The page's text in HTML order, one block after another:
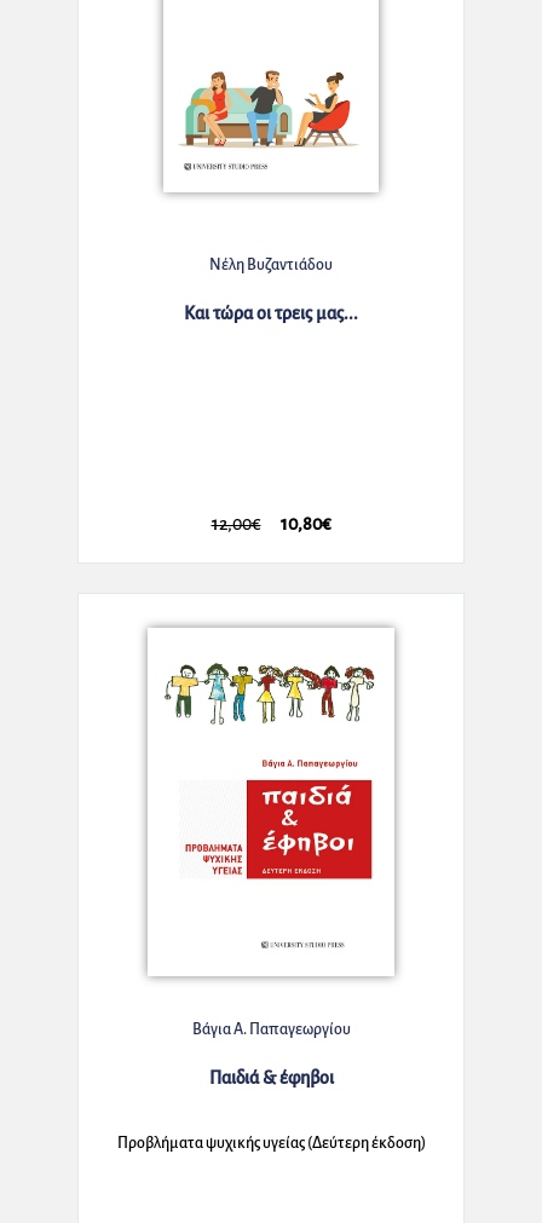
Νέλη Βυζαντιάδου
Και τώρα οι τρεις μας...
12,00€ 10,80€
Βάγια Α. Παπαγεωργίου
Παιδιά & έφηβοι
Προβλήματα ψυχικής υγείας (Δεύτερη έκδοση)